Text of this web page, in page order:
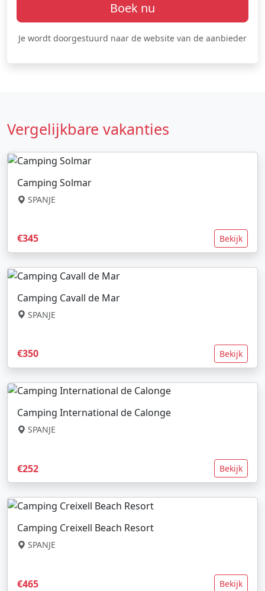
Boek nu
Je wordt doorgestuurd naar de website van de aanbieder
Vergelijkbare vakanties
Camping Solmar
SPANJE
€345 Bekijk
Camping Cavall de Mar
SPANJE
€350 Bekijk
Camping International de Calonge
SPANJE
€252 Bekijk
Camping Creixell Beach Resort
SPANJE
€465 Bekijk